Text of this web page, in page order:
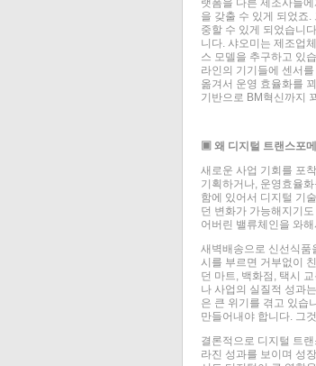
랫폼을 다른 제조사들
을 갖출 수 있게 되었죠
중할 수 있게 되었습니
니다. 샤오미는 제조업
스 모델을 추구하고 있
라인의 기기들에 센서
옮겨서 운영 효율화를
기반으로 BM혁신까지
▣ 왜 디지털 트랜스포
새로운 사업 기회를 포
기획하거나, 운영효율
함에 있어서 디지털 기
던 변화가 가능해지기
어버린 밸류체인을 와
새벽배송으로 신선식품
시를 부르면 거부없이
던 마트, 백화점, 택시
나 사업의 실질적 성과
은 큰 위기를 겪고 있습
만들어내야 합니다. 그
결론적으로 디지털 트
라진 성과를 보이며 성